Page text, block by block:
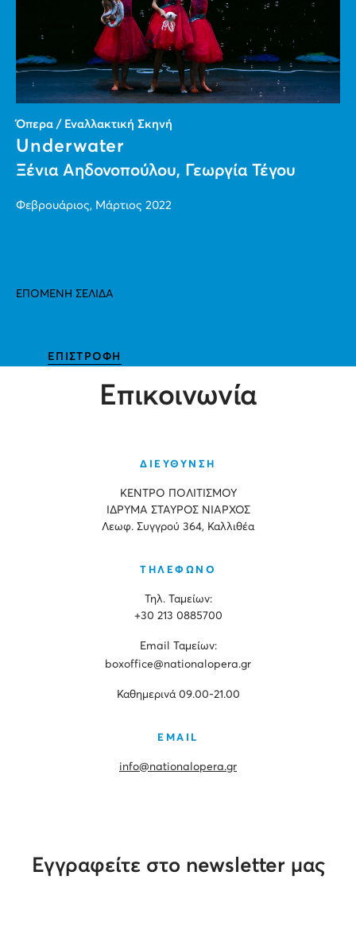
Όπερα / Εναλλακτική Σκηνή
Underwater
Ξένια Αηδονοπούλου, Γεωργία Τέγου
Φεβρουάριος, Μάρτιος 2022
ΕΠΟΜΕΝΗ ΣΕΛΙΔΑ
ΕΠΙΣΤΡΟΦΗ
Επικοινωνία
ΔΙΕΥΘΥΝΣΗ
ΚΕΝΤΡΟ ΠΟΛΙΤΙΣΜΟΥ
ΙΔΡΥΜΑ ΣΤΑΥΡΟΣ ΝΙΑΡΧΟΣ
Λεωφ. Συγγρού 364, Καλλιθέα
ΤΗΛΕΦΩΝΟ
Τηλ. Ταμείων:
+30 213 0885700
Εmail Ταμείων:
boxoffice@nationalopera.gr
Καθημερινά 09.00-21.00
EMAIL
info@nationalopera.gr
Εγγραφείτε στο newsletter μας